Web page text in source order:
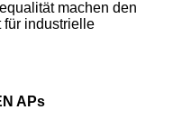
machen den
für industrielle
APs